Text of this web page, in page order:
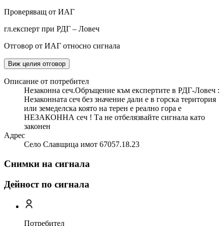
Проверяващ от ИАГ
гл.експерт при РДГ – Ловеч
Отговор от ИАГ относно сигнала
Виж целия отговор
Описание от потребител
Незаконна сеч.Обръщение към експертите в РДГ-Ловеч :
Незаконната сеч без значение дали е в горска територия
или земеделска която на терен е реално гора е
НЕЗАКОННА сеч ! Та не отбелязвайте сигнала като
законен
Адрес
Село Славщица имот 67057.18.23
Снимки на сигнала
Дейност по сигнала
Потребител